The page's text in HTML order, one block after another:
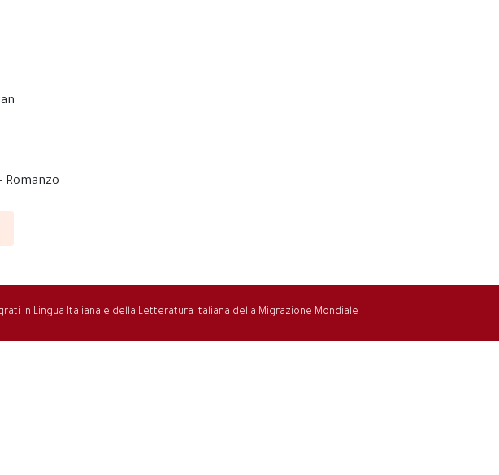
Romanzo
in Lingua Italiana e della Letteratura Italiana della Migrazione Mondiale